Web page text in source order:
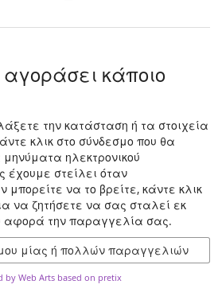
κάποιο
την κατάσταση ή τα στοιχεία
κλικ στο σύνδεσμο που θα
ηλεκτρονικού
έχουμε στείλει όταν
να το βρείτε, κάντε κλικ
να ζητήσετε να σας σταλεί εκ
αφορά την παραγγελία σας.
μίας ή πολλών παραγγελιών
by Web Arts based on pretix